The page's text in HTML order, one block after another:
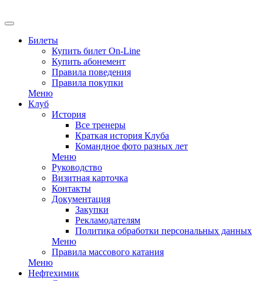
Билеты
Купить билет On-Line
Купить абонемент
Правила поведения
Правила покупки
Меню
Клуб
История
Все тренеры
Краткая история Клуба
Командное фото разных лет
Меню
Руководство
Визитная карточка
Контакты
Документация
Закупки
Рекламодателям
Политика обработки персональных данных
Меню
Правила массового катания
Меню
Нефтехимик